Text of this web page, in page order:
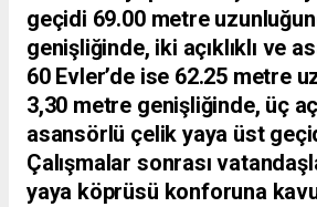
geçidi 69.00 metre
genişliğinde, iki açıklıklı ve
60 Evler’de ise 62.25 metre
3,30 metre genişliğinde, üç
asansörlü çelik yaya üst
Çalışmalar sonrası
yaya köprüsü konforuna